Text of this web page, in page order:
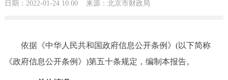
各区热点
市领导 机构职能 政策服务
日期：2022-01-24 10:00 来源：北京市财政局
依据《中华人民共和国政府信息公开条例》(以下简称
《政府信息公开条例》)第五十条规定，编制本报告。